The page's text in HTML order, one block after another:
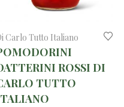
Carlo Tutto Italiano
ROSSI DI
TUTTO